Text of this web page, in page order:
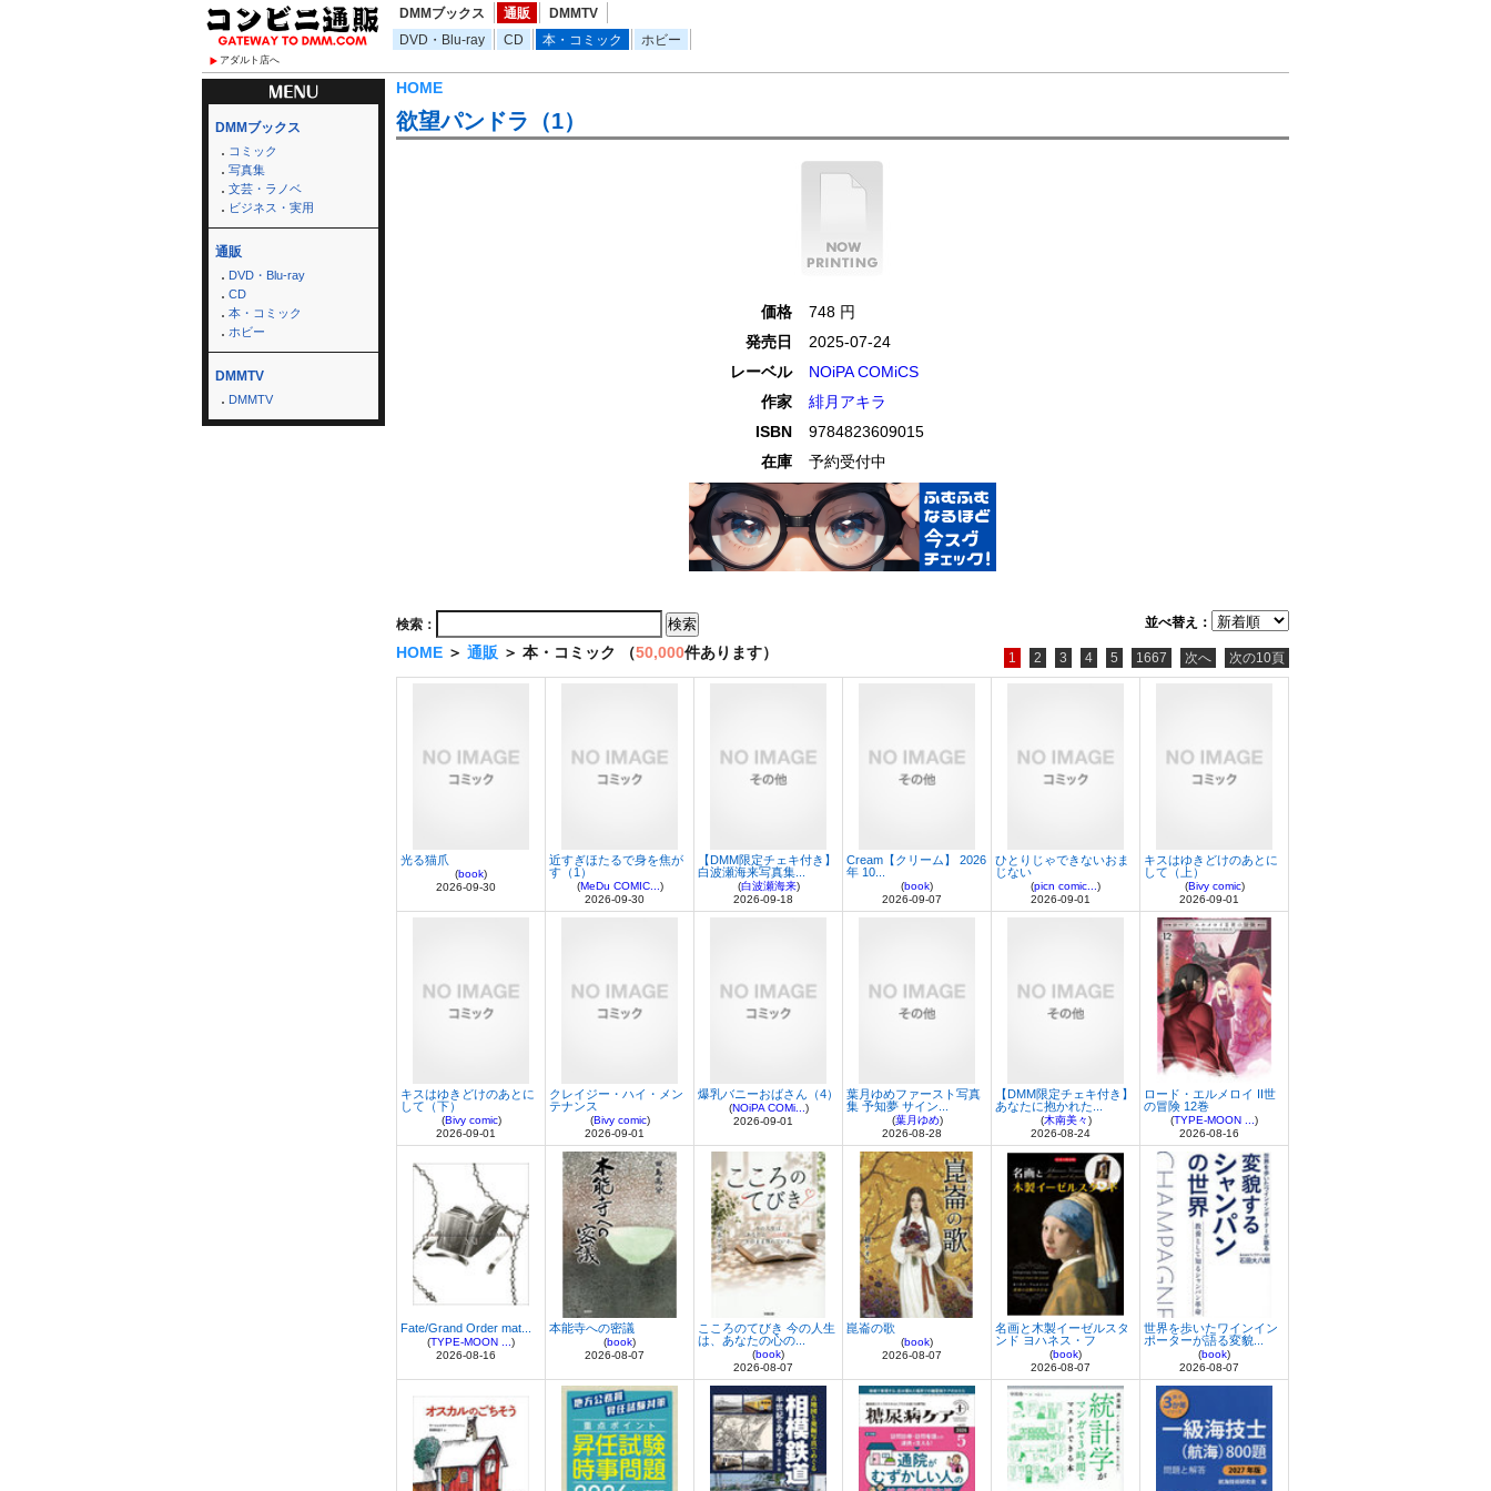
アダルト店へ
DMMブックス 通販
DMMTV
DVD・Blu-ray
CD 本・コミック ホビー
HOME
欲望パンドラ（1）
価格
748 円
発売日
2025-07-24
レーベル
NOiPA COMiCS
作家
緋月アキラ
ISBN
9784823609015
在庫
予約受付中
並べ替え：
検索：
HOME ＞ 通販 ＞ 本・コミック （50,000件あります） 1 2 3 4 5 1667 次へ 次の10頁
光る猫爪
(book)
2026-09-30
近すぎほたるで身を焦が
す（1）
(MeDu COMIC...)
2026-09-30
【DMM限定チェキ付き】
白波瀬海来写真集...
(白波瀬海来)
2026-09-18
Cream【クリーム】 2026
年 10...
(book)
2026-09-07
ひとりじゃできないおま
じない
(picn comic...)
2026-09-01
キスはゆきどけのあとに
して（上）
(Bivy comic)
2026-09-01
キスはゆきどけのあとに
して（下）
(Bivy comic)
2026-09-01
クレイジー・ハイ・メン
テナンス
(Bivy comic)
2026-09-01
爆乳バニーおばさん（4）
(NOiPA COMi...)
2026-09-01
葉月ゆめファースト写真
集 予知夢 サイン...
(葉月ゆめ)
2026-08-28
【DMM限定チェキ付き】
あなたに抱かれた...
(木南美々)
2026-08-24
ロード・エルメロイ II世
の冒険 12巻
(TYPE-MOON ...)
2026-08-16
Fate/Grand Order mat...
(TYPE-MOON ...)
2026-08-16
本能寺への密議
(book)
2026-08-07
こころのてびき 今の人生
は、あなたの心の...
(book)
2026-08-07
崑崙の歌
(book)
2026-08-07
名画と木製イーゼルスタ
ンド ヨハネス・フ
(book)
2026-08-07
世界を歩いたワインイン
ポーターが語る変貌...
(book)
2026-08-07
DMMブックス
コミック
写真集
文芸・ラノベ
ビジネス・実用
通販
DVD・Blu-ray
CD
本・コミック
ホビー
DMMTV
DMMTV